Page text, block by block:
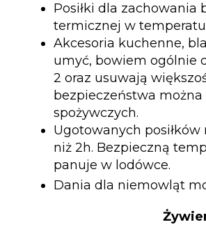
Posiłki dla
termicznej w
Akcesoria kuchenne,
umyć, bowiem ogólnie
2 oraz usuwają
bezpieczeństwa
spożywczych.
Ugotowanych
niż 2h. Bezpieczną
panuje w lodówce.
Dania dla niemowląt